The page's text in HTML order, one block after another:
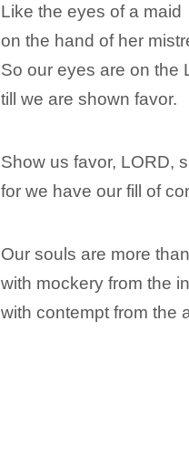
Like the eyes of a maid
on the hand of her
So our eyes are on the
till we are shown favor.
Show us favor, LORD,
for we have our fill of
Our souls are more
with mockery from the
with contempt from the